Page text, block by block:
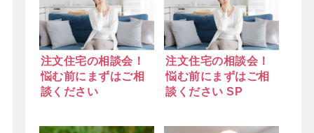
注文住宅の相談会！
悩む前にまずはご相
談ください
注文住宅の相談会！
悩む前にまずはご相
談ください SP